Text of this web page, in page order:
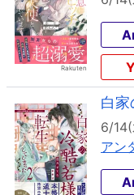
白家
6/
アン